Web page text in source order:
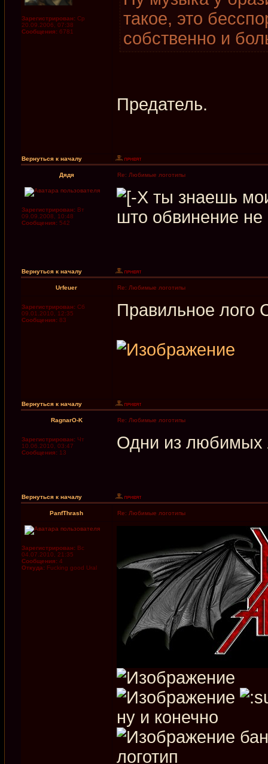
Зарегистрирован: Ср
20.09.2006, 07:38
Сообщения: 6781
такое, это
собственно и
Предатель.
Вернуться к началу
Дядя Re: Любимые логотипы
Зарегистрирован: Вт
09.09.2008, 10:48
Сообщения: 542
ты знаешь
што обвинение
Вернуться к началу
Urfeuer Re: Любимые логотипы
Зарегистрирован: Сб
09.01.2010, 12:35
Сообщения: 83
Правильное лого
Вернуться к началу
RagnarO-K Re: Любимые логотипы
Зарегистрирован: Чт
10.06.2010, 03:47
Сообщения: 13
Одни из любимых
Вернуться к началу
PanfThrash Re: Любимые логотипы
Зарегистрирован: Вс
04.07.2010, 21:35
Сообщения: 4
Откуда: Fucking good Ural
ну и конечно
логотип